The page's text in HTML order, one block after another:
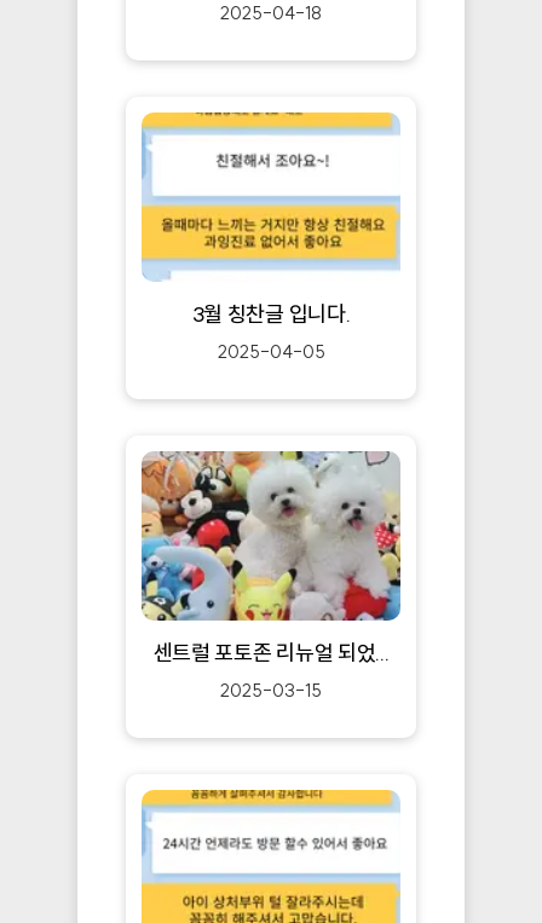
2025-04-18
3월 칭찬글 입니다.
2025-04-05
센트럴 포토존 리뉴얼 되었...
2025-03-15